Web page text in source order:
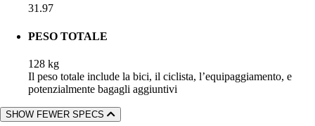
31.97
PESO TOTALE
128 kg
Il peso totale include la bici, il ciclista, l’equipaggiamento, e
potenzialmente bagagli aggiuntivi
SHOW FEWER SPECS